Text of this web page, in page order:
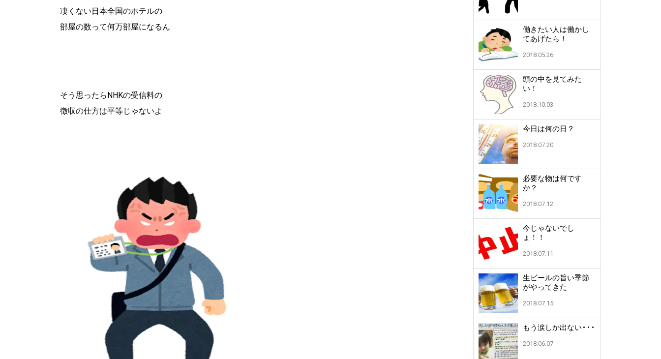
働きたい人は働かし
てあげたら！
2018.05.26
頭の中を見てみた
い！
2018.10.03
今日は何の日？
2018.07.20
必要な物は何です
か？
2018.07.12
今じゃないでし
ょ！！
2018.07.11
生ビールの旨い季節
がやってきた
2018.07.15
もう涙しか出ない・・・
2018.06.07
凄くない日本全国のホテルの
部屋の数って何万部屋になるん
そう思ったらNHKの受信料の
徴収の仕方は平等じゃないよ